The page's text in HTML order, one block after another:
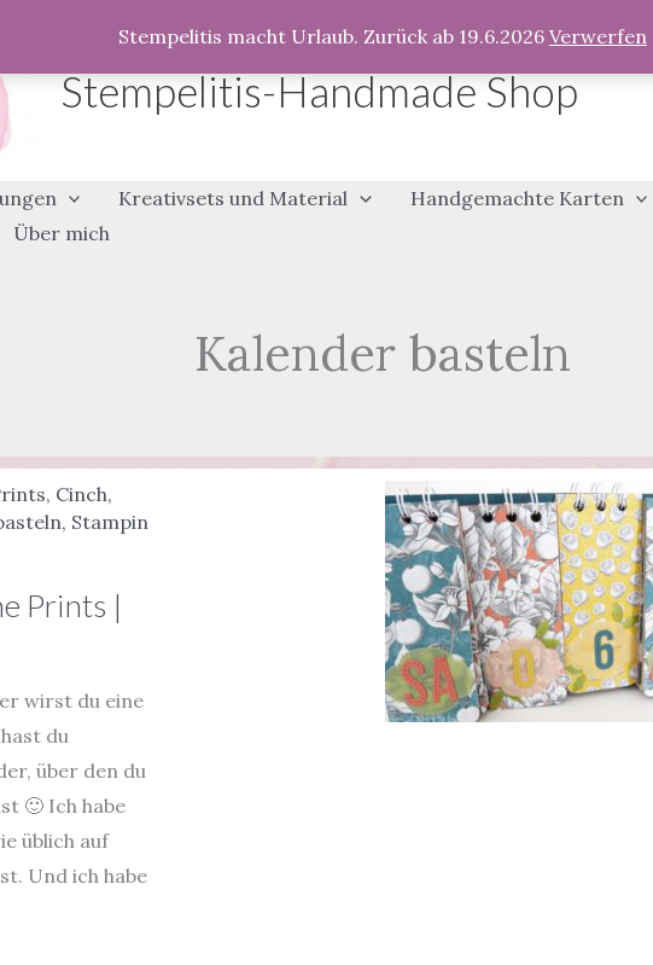
Stempelitis macht Urlaub. Zurück ab 19.6.2026 Verwerfen
Stempelitis-Handmade Shop
Kreativsets und Material
Handgemachte Karten
Über mich
Kalender basteln
, Cinch,
, Stampin
Prints |
wirst du eine
du
über den du
🙂 Ich habe
üblich auf
Und ich habe